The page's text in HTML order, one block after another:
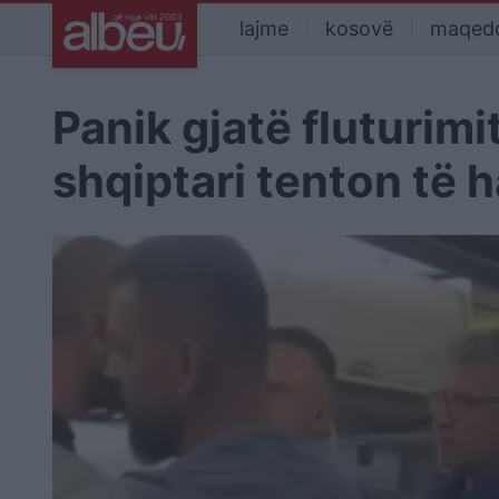
lajme kosovë
Panik gjatë
shqiptari tenton të